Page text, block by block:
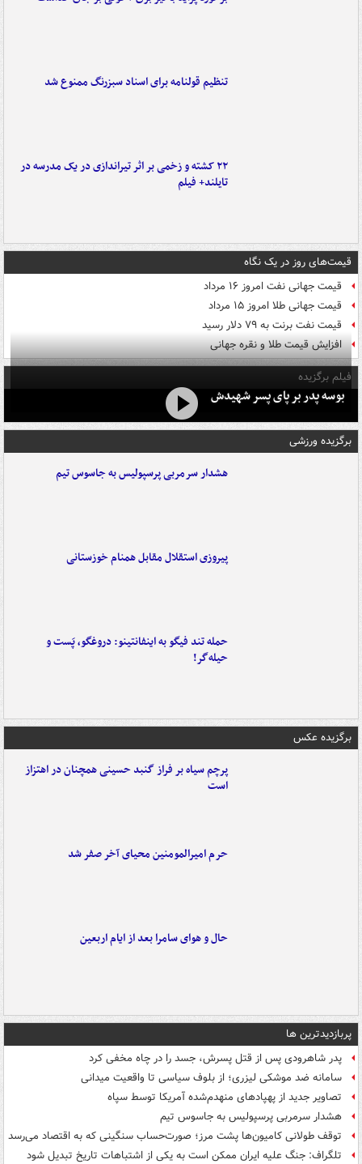
تنظیم قولنامه برای اسناد سبزرنگ ممنوع شد
۲۲ کشته و زخمی بر اثر تیراندازی در یک مدرسه در
تایلند+ فیلم
قیمت‌های روز در یک نگاه
قیمت جهانی نفت امروز ۱۶ مرداد
قیمت جهانی طلا امروز ۱۵ مرداد
قیمت نفت برنت به ۷۹ دلار رسید
افزایش قیمت طلا و نقره جهانی
فیلم برگزیده
بوسه‌ پدر بر پای پسر شهیدش
برگزیده ورزشی
هشدار سرمربی پرسپولیس به جاسوس تیم
پیروزی استقلال مقابل همنام خوزستانی
حمله تند فیگو به اینفانتینو: دروغگو، پَست‌ و
حیله‌گر!
برگزیده عکس
پرچم سیاه بر فراز گنبد حسینی همچنان در اهتزاز
است
حرم امیرالمومنین محیای آخر صفر شد
حال و هوای سامرا بعد از ایام اربعین
پربازدیدترین ها
پدر شاهرودی پس از قتل پسرش، جسد را در چاه مخفی کرد
سامانه ضد موشکی لیزری؛ از بلوف سیاسی تا واقعیت میدانی
تصاویر جدید از پهپادهای منهدم‌شده آمریکا توسط سپاه
هشدار سرمربی پرسپولیس به جاسوس تیم
توقف طولانی کامیون‌ها پشت مرز؛ صورت‌حساب سنگینی که به اقتصاد می‌رسد
تلگراف: جنگ علیه ایران ممکن است به یکی از اشتباهات تاریخ تبدیل شود